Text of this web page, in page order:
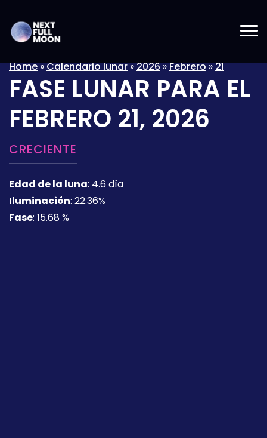
Home»Calendario lunar»2026»Febrero»21
FASE LUNAR PARA EL
FEBRERO 21, 2026
CRECIENTE
Edad de la luna: 4.6 día
Iluminación: 22.36%
Fase: 15.68 %